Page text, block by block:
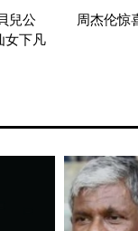
兒公
女下凡
周杰伦惊